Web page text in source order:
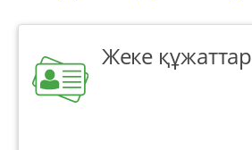
Жеке құжаттар